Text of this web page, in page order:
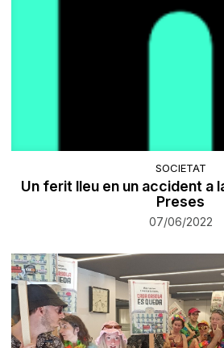
SOCIETAT
Un ferit lleu en un accident a
Preses
07/06/2022